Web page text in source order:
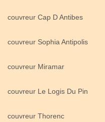
couvreur Cap D Antibes
couvreur Sophia Antipolis
couvreur Miramar
couvreur Le Logis Du Pin
couvreur Thorenc